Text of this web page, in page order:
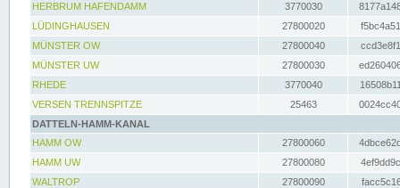
HERBRUM HAFENDAMM
3770030
LÜDINGHAUSEN
27800020
MÜNSTER OW
27800040
MÜNSTER UW
27800030
RHEDE
3770040
VERSEN TRENNSPITZE
25463
DATTELN-HAMM-KANAL
HAMM OW
27800060
HAMM UW
27800080
WALTROP
27800090